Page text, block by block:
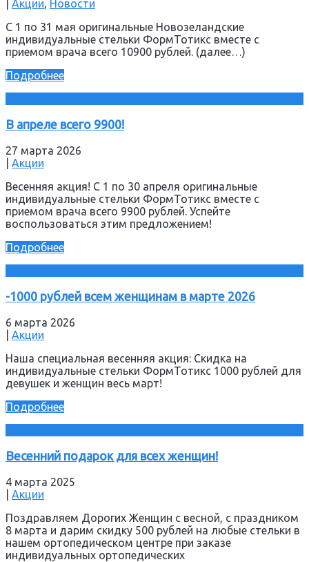
Акции, Новости
С 1 по 31 мая оригинальные Новозеландские
индивидуальные стельки ФормТотикс вместе с
приемом врача всего 10900 рублей. (далее…)
Подробнее
В апреле всего 9900!
27 марта 2026
Акции
Весенняя акция! С 1 по 30 апреля оригинальные
индивидуальные стельки ФормТотикс вместе с
приемом врача всего 9900 рублей. Успейте
воспользоваться этим предложением!
Подробнее
-1000 рублей всем женщинам в марте 2026
6 марта 2026
Акции
Наша специальная весенняя акция: Скидка на
индивидуальные стельки ФормТотикс 1000 рублей для
девушек и женщин весь март!
Подробнее
Весенний подарок для всех женщин!
4 марта 2025
Акции
Поздравляем Дорогих Женщин с весной, с праздником
8 марта и дарим скидку 500 рублей на любые стельки в
нашем ортопедическом центре при заказе
индивидуальных ортопедических